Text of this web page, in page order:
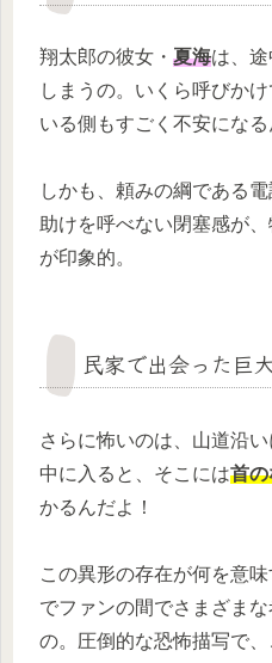
翔太郎の彼女・ 夏海は、
しまうの。いくら呼びか
いる側もすごく不安になる
しかも、頼みの綱である
助けを呼べない閉塞感が
が印象的。
民家で出会った巨
さらに怖いのは、山道沿
中に入ると、そこには首
かるんだよ！
この異形の存在が何を意
でファンの間でさまざま
の。圧倒的な恐怖描写で